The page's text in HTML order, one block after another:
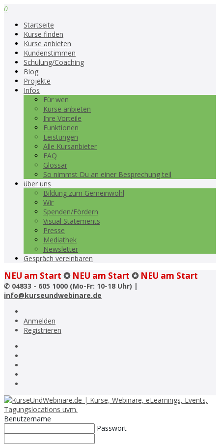
0
Startseite
Kurse finden
Kurse anbieten
Kundenstimmen
Schulung/Coaching
Blog
Projekte
Infos
Für wen
Kurse anbieten
Ihre Vorteile
Funktionen
Leistungen
Alle Kursanbieter
FAQ
Glossar
So nimmst Du an einer Besprechung teil
über uns
Bildung zum Gemeinwohl
Wir
Spenden/Fördern
Visual Statements
Presse
Mediathek
Newsletter
Gespräch vereinbaren
NEU am Start ✪ NEU am Start ✪ NEU am Start
✆ 04833 - 605 1000 (Mo-Fr: 10-18 Uhr) |
info@kurseundwebinare.de
Anmelden
Registrieren
Benutzername
Passwort